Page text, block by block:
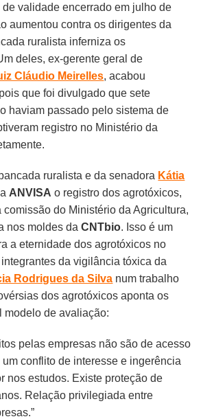
de validade encerrado em julho de
aumentou contra os dirigentes da
ruralista inferniza os
deles, ex-gerente geral de
Cláudio Meirelles, acabou
que foi divulgado que sete
haviam passado pelo sistema de
registro no Ministério da
ruralista e da senadora Kátia
ANVISA o registro dos agrotóxicos,
comissão do Ministério da Agricultura,
nos moldes daCNTbio. Isso é um
a eternidade dos agrotóxicos no
da vigilância tóxica da
Rodrigues da Silva num trabalho
dos agrotóxicos aponta os
modelo de avaliação:
pelas empresas não são de acesso
conflito de interesse e ingerência
nos estudos. Existe proteção de
Relação privilegiada entre